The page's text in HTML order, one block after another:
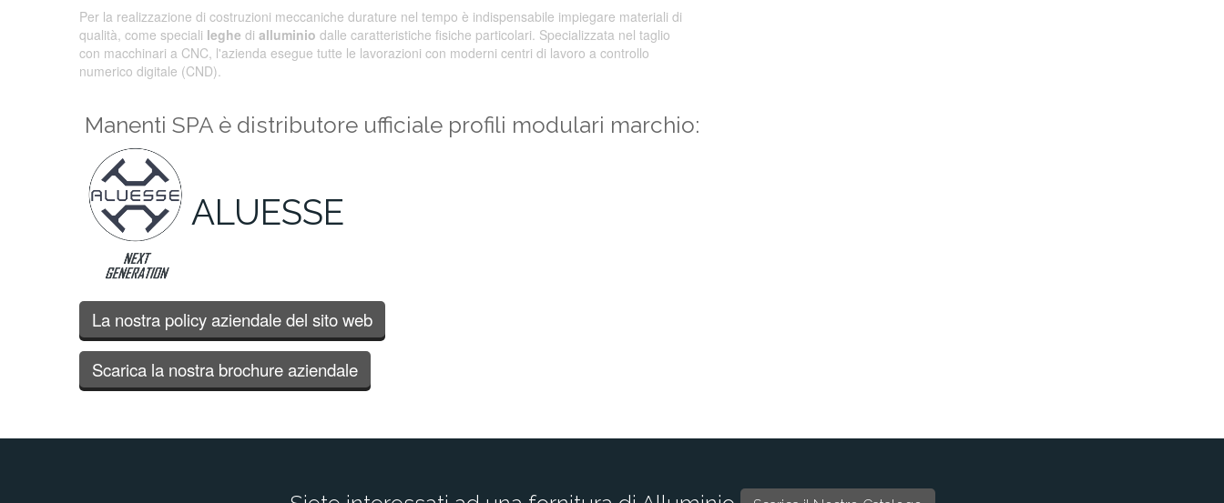
Per la realizzazione di costruzioni meccaniche durature nel tempo è indispensabile impiegare materiali di
qualità, come speciali leghe di alluminio dalle caratteristiche fisiche particolari. Specializzata nel taglio
con macchinari a CNC, l'azienda esegue tutte le lavorazioni con moderni centri di lavoro a controllo
numerico digitale (CND).
Manenti SPA è distributore ufficiale profili modulari marchio:
ALUESSE
La nostra policy aziendale del sito web
Scarica la nostra brochure aziendale